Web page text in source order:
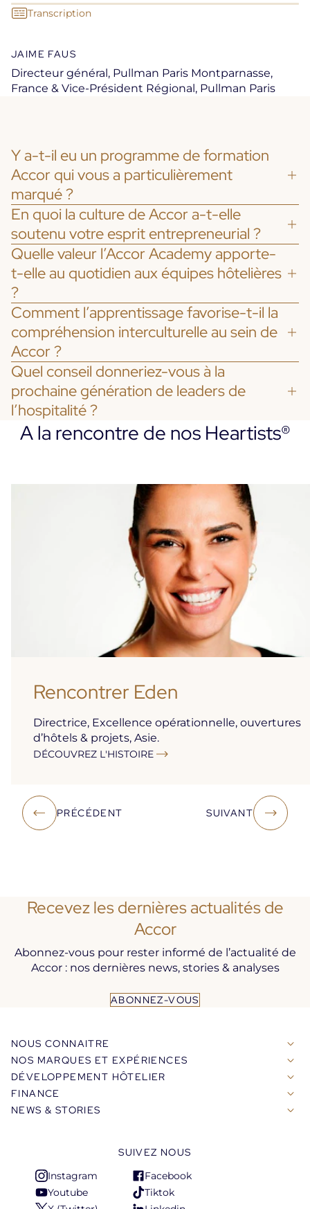
Transcription
JAIME FAUS
Directeur général, Pullman Paris Montparnasse,
France & Vice-Président Régional, Pullman Paris
Y a-t-il eu un programme de formation
Accor qui vous a particulièrement
marqué ?
En quoi la culture de Accor a-t-elle
soutenu votre esprit entrepreneurial ?
Quelle valeur l’Accor Academy apporte-
t-elle au quotidien aux équipes hôtelières
?
Comment l’apprentissage favorise-t-il la
compréhension interculturelle au sein de
Accor ?
Quel conseil donneriez-vous à la
prochaine génération de leaders de
l’hospitalité ?
A la rencontre de nos Heartists®
Rencontrer Eden
Directrice, Excellence opérationnelle, ouvertures
d’hôtels & projets, Asie.
DÉCOUVREZ L'HISTOIRE
PRÉCÉDENT SUIVANT
Recevez les dernières actualités de
Accor
Abonnez-vous pour rester informé de l’actualité de
Accor : nos dernières news, stories & analyses
ABONNEZ-VOUS
NOUS CONNAITRE
NOS MARQUES ET EXPÉRIENCES
DÉVELOPPEMENT HÔTELIER
FINANCE
NEWS & STORIES
SUIVEZ NOUS
Instagram
S'ouvre
dans
Facebook
S'ouvre
dans
Youtube
S'ouvre
Tiktok
S'ouvre